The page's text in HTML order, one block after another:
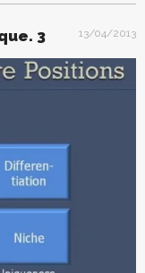
3 13/04/2013